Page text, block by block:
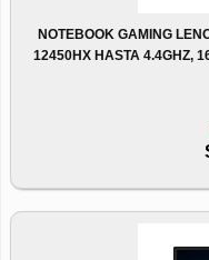
NOTEBOOK GAMING
12450HX HASTA 4.4GHZ,